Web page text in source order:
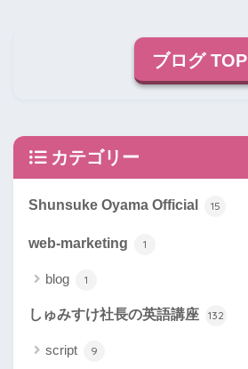
ブログ TOP
カテゴリー
Shunsuke Oyama Official 15
web-marketing 1
blog 1
しゅみすけ社長の英語講座 132
script 9